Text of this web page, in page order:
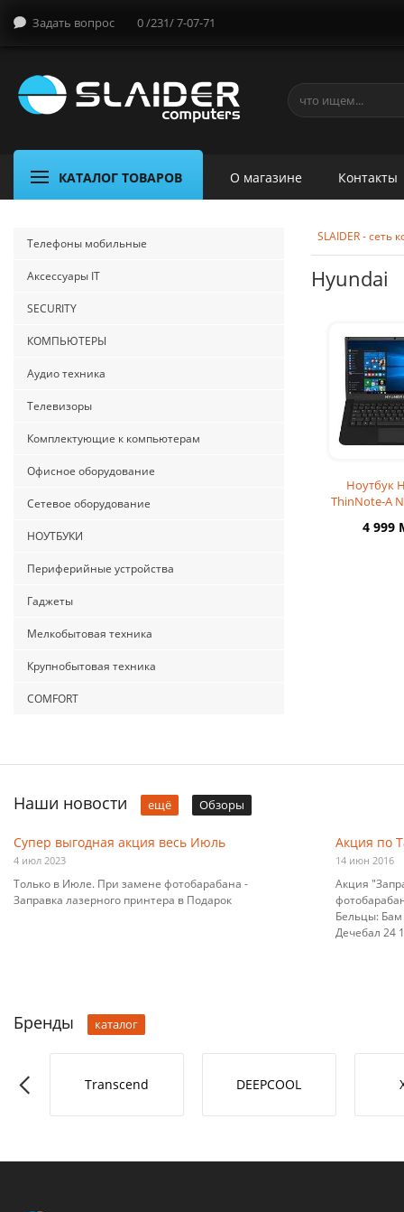
Задать вопрос 0 /231/ 7-07-71
КАТАЛОГ ТОВАРОВ О магазине Контакты
Телефоны мобильные
Аксессуары IT
SECURITY
КОМПЬЮТЕРЫ
Аудио техника
Телевизоры
Комплектующие к компьютерам
Офисное оборудование
Сетевое оборудование
НОУТБУКИ
Периферийные устройства
Гаджеты
Мелкобытовая техника
Крупнобытовая техника
COMFORT
SLAIDER - сеть
Hyundai
Ноутбук
ThinNote-A
64Gb
4 999
Наши новости ещё Обзоры
Супер выгодная акция весь Июль
4 июл 2023
Только в Июле. При замене фотобарабана -
Заправка лазерного принтера в Подарок
Акция по
14 июн 2016
Акция
Бельцы: Бам
Дечебал 24
Бренды каталог
L Transcend DEEPCOOL